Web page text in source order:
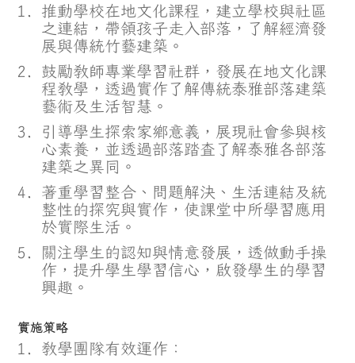
推動學校在地文化課程，建立學校與社區
之連結，帶領孩子走入部落，了解經濟發
展與傳統竹藝建築。
鼓勵教師專業學習社群，發展在地文化課
程教學，透過實作了解傳統泰雅部落建築
藝術及生活智慧。
引導學生探索家鄉意義，展現社會參與核
心素養，並透過部落踏查了解泰雅各部落
建築之異同。
著重學習整合、問題解決、生活連結及統
整性的探究與實作，使課堂中所學習應用
於實際生活。
關注學生的認知與情意發展，透做動手操
作，提升學生學習信心，啟發學生的學習
興趣。
實施策略
教學團隊有效運作：